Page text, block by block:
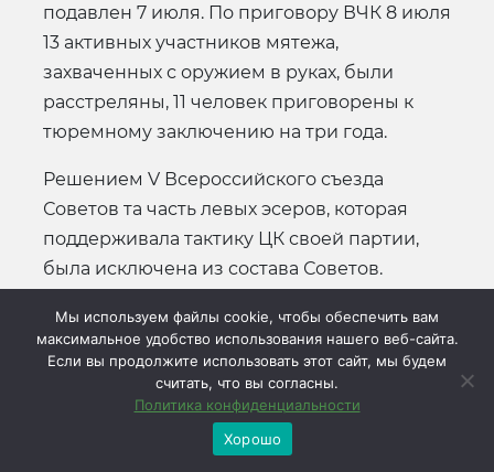
подавлен 7 июля. По приговору ВЧК 8 июля
13 активных участников мятежа,
захваченных с оружием в руках, были
расстреляны, 11 человек приговорены к
тюремному заключению на три года.
Решением V Всероссийского съезда
Советов та часть левых эсеров, которая
поддерживала тактику ЦК своей партии,
была исключена из состава Советов.
левых эсеров раскололась. В начале 20-х
годов она окончательно сошла с
политической арены.
Донской Борис Михайлович (1893-1918) -
Мы используем файлы cookie, чтобы обеспечить вам
максимальное удобство использования нашего веб-сайта.
Если вы продолжите использовать этот сайт, мы будем
считать, что вы согласны.
Политика конфиденциальности
Хорошо